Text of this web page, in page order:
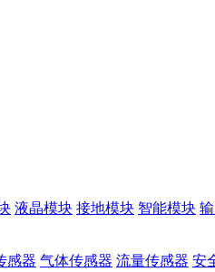
液晶模块 接地模块 智能模块
感器 气体传感器 流量传感器 安